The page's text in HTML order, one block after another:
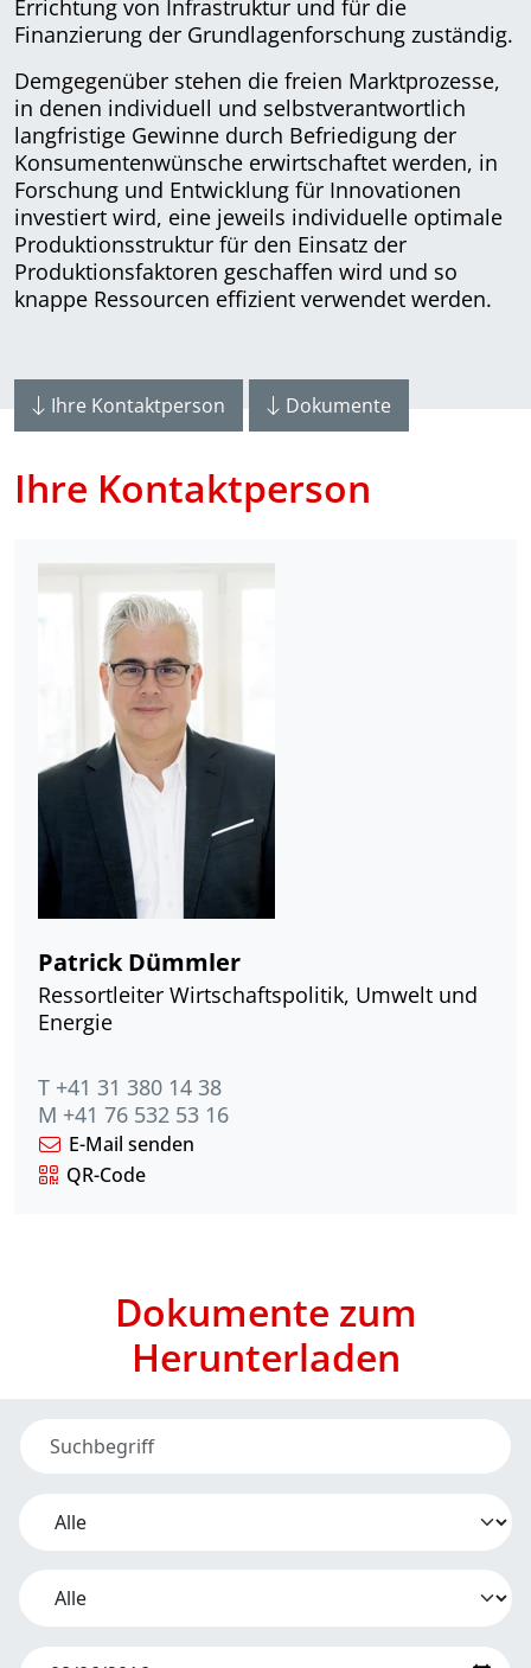
Errichtung von Infrastruktur und für die
Finanzierung der Grundlagenforschung zuständig.
Demgegenüber stehen die freien Marktprozesse,
in denen individuell und selbstverantwortlich
lang­fris­tige Gewinne durch Befriedigung der
Konsumentenwünsche erwirtschaftet werden, in
Forschung und Entwicklung für Innovationen
investiert wird, eine jeweils individuelle optimale
Produktionsstruktur für den Einsatz der
Produktionsfaktoren geschaffen wird und so
knappe Ressourcen effizient verwendet werden.
Ihre Kontaktperson Dokumente
Ihre Kontaktperson
Patrick Dümmler
Ressortleiter Wirtschaftspolitik, Umwelt und
Energie
T +41 31 380 14 38
M +41 76 532 53 16
E-Mail senden
QR-Code
Dokumente zum
Herunterladen